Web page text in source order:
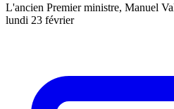
L'ancien Premier ministre, Manuel
lundi 23 février